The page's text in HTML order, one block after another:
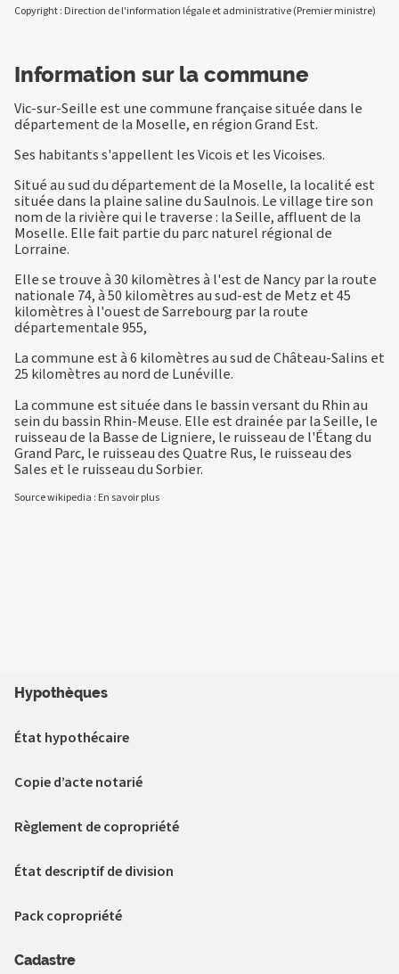
Copyright : Direction de l'information légale et administrative (Premier ministre)
Information sur la commune
Vic-sur-Seille est une commune française située dans le
département de la Moselle, en région Grand Est.
Ses habitants s'appellent les Vicois et les Vicoises.
Situé au sud du département de la Moselle, la localité est
située dans la plaine saline du Saulnois. Le village tire son
nom de la rivière qui le traverse : la Seille, affluent de la
Moselle. Elle fait partie du parc naturel régional de
Lorraine.
Elle se trouve à 30 kilomètres à l'est de Nancy par la route
nationale 74, à 50 kilomètres au sud-est de Metz et 45
kilomètres à l'ouest de Sarrebourg par la route
départementale 955,
La commune est à 6 kilomètres au sud de Château-Salins et
25 kilomètres au nord de Lunéville.
La commune est située dans le bassin versant du Rhin au
sein du bassin Rhin-Meuse. Elle est drainée par la Seille, le
ruisseau de la Basse de Ligniere, le ruisseau de l'Étang du
Grand Parc, le ruisseau des Quatre Rus, le ruisseau des
Sales et le ruisseau du Sorbier.
Source wikipedia : En savoir plus
Hypothèques
État hypothécaire
Copie d’acte notarié
Règlement de copropriété
État descriptif de division
Pack copropriété
Cadastre